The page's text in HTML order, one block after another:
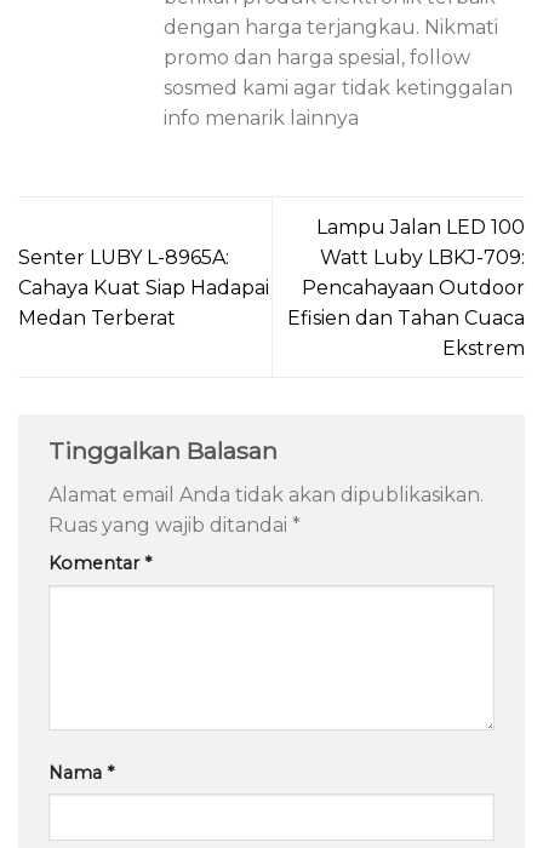
dengan harga terjangkau. Nikmati
promo dan harga spesial, follow
sosmed kami agar tidak ketinggalan
info menarik lainnya
Senter LUBY L-8965A:
Cahaya Kuat Siap Hadapai
Medan Terberat
Lampu Jalan LED 100
Watt Luby LBKJ-709:
Pencahayaan Outdoor
Efisien dan Tahan Cuaca
Ekstrem
Tinggalkan Balasan
Alamat email Anda tidak akan dipublikasikan.
Ruas yang wajib ditandai *
Komentar*
Nama *